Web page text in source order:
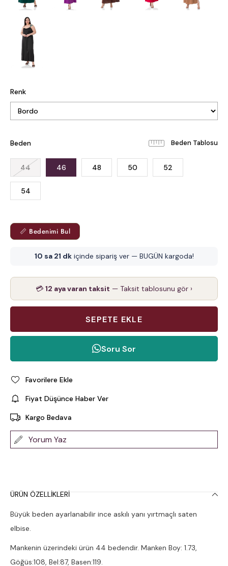
Renk
Beden Beden Tablosu
44 46 48 50 52
54
📏 Bedenimi Bul
10 sa 21 dkiçinde sipariş ver — BUGÜN kargoda!
💳 12 aya varan taksit — Taksit tablosunu gör ›
Soru Sor
Favorilere Ekle
Fiyat Düşünce Haber Ver
Kargo Bedava
Yorum Yaz
ÜRÜN ÖZELLIKLERI
Büyük beden ayarlanabilir ince askılı yanı yırtmaçlı saten
elbise.
Mankenin üzerindeki ürün 44 bedendir. Manken Boy: 1.73,
Göğüs:108, Bel:87, Basen:119.